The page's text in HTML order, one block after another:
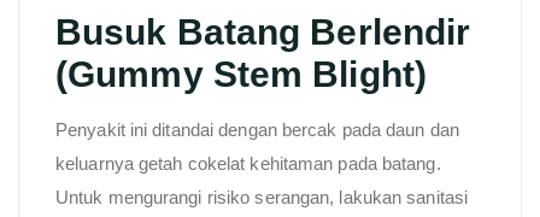
Busuk Batang Berlendir
(Gummy Stem Blight)
Penyakit ini ditandai dengan bercak pada daun dan
keluarnya getah cokelat kehitaman pada batang.
Untuk mengurangi risiko serangan, lakukan sanitasi